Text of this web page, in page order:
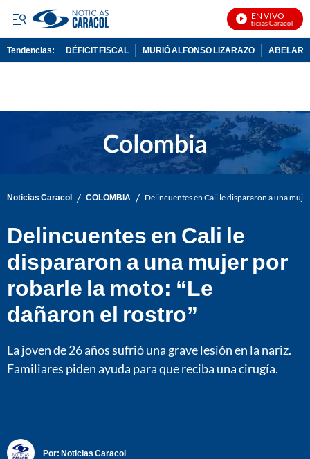
EN VIVO
Noticias Caracol En
Tendencias: DÉFICIT FISCAL MURIÓ ALFONSO LIZARAZO
Noticias Caracol / COLOMBIA / Delincuentes en Cali le dispararon a una
Delincuentes en Cali le
dispararon a una mujer por
robarle la moto: “Le
dañaron el rostro”
La joven de 26 años sufrió una grave lesión en la nariz.
Familiares piden ayuda para que reciba una cirugía.
Por: Noticias Caracol